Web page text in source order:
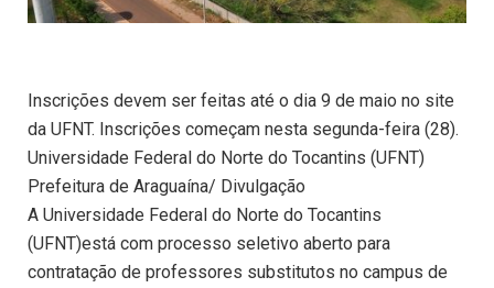
Inscrições devem ser feitas até o dia 9 de maio no site
da UFNT. Inscrições começam nesta segunda-feira (28).
Universidade Federal do Norte do Tocantins (UFNT)
Prefeitura de Araguaína/ Divulgação
A Universidade Federal do Norte do Tocantins
(UFNT)está com processo seletivo aberto para
contratação de professores substitutos no campus de